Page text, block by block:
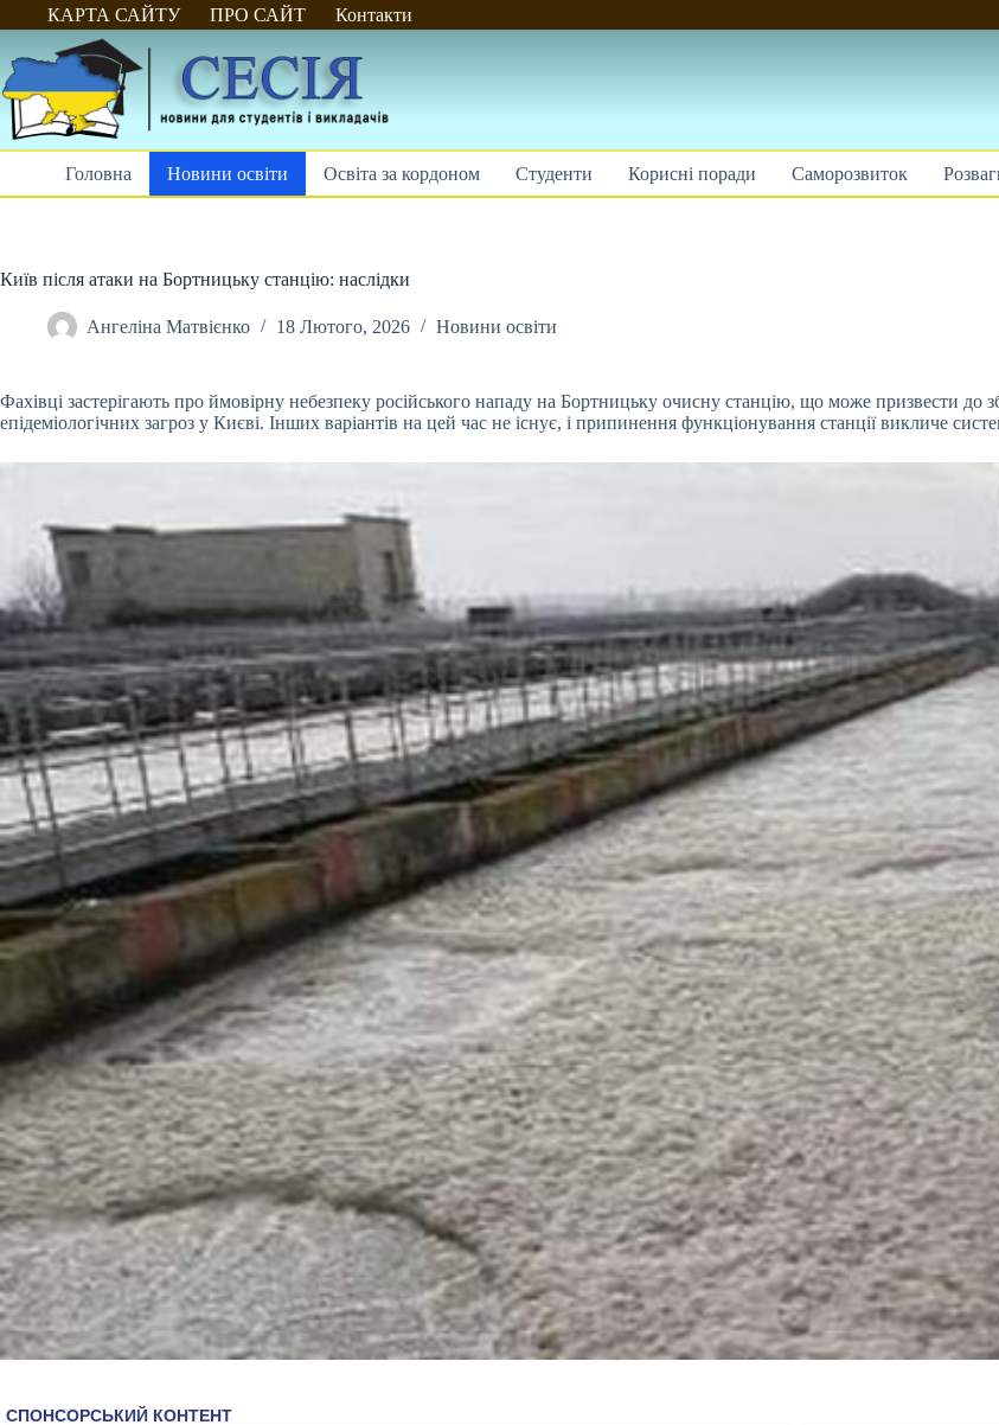
Перейти
до
КАРТА САЙТУ ПРО САЙТ Контакти
Головна Новини освіти Освіта за кордоном Студенти Корисні поради Саморозвиток
Київ після атаки на Бортницьку станцію: наслідки
Ангеліна Матвієнко 18 Лютого, 2026 Новини освіти
Фахівці застерігають про ймовірну небезпеку російського нападу на Бортницьку очисну станцію, що може призвести до
епідеміологічних загроз у Києві. Інших варіантів на цей час не існує, і припинення функціонування станції викличе